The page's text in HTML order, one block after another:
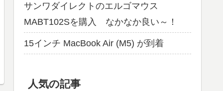
サンワダイレクトのエルゴマウス
MABT102Sを購入 なかなか良い～！
15インチ MacBook Air (M5) が到着
人気の記事